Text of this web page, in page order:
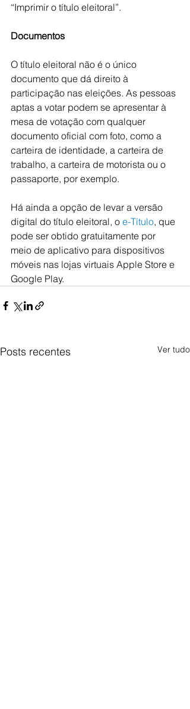
“Imprimir o título eleitoral”.
Documentos
O título eleitoral não é o único
documento que dá direito à
participação nas eleições. As pessoas
aptas a votar podem se apresentar à
mesa de votação com qualquer
documento oficial com foto, como a
carteira de identidade, a carteira de
trabalho, a carteira de motorista ou o
passaporte, por exemplo.
Há ainda a opção de levar a versão
digital do título eleitoral, o e-Título, que
pode ser obtido gratuitamente por
meio de aplicativo para dispositivos
móveis nas lojas virtuais Apple Store e
Google Play.
Posts recentes Ver tudo